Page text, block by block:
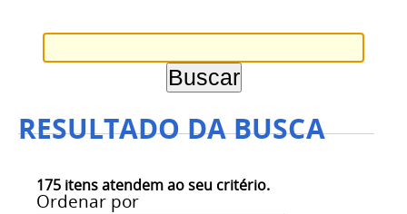
RESULTADO DA BUSCA
175 itens atendem ao seu critério.
Ordenar por